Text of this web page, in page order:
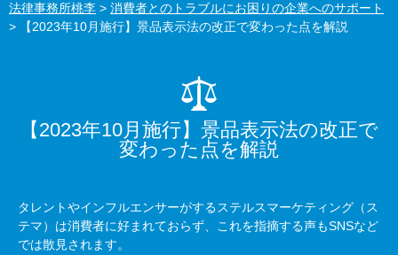
法律事務所桃李 > 消費者とのトラブルにお困りの企業へのサポート
>
【2023年10月施行】景品表示法の改正で変わった点を解説
【2023年10月施行】景品表示法の改正で
変わった点を解説
タレントやインフルエンサーがするステルスマーケティング（ス
テマ）は消費者に好まれておらず、これを指摘する声もSNSなど
では散見されます。